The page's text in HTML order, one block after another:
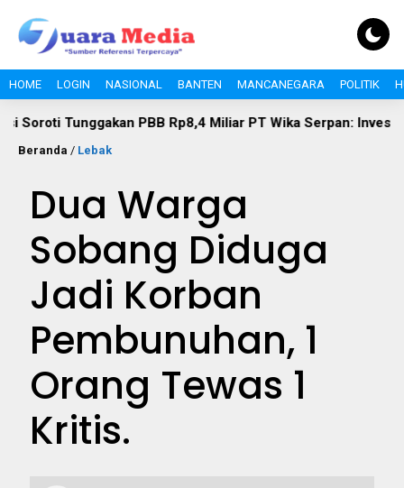
HOME LOGIN NASIONAL BANTEN MANCANEGARA POLITIK
PBB Rp8,4 Miliar PT Wika Serpan: Investor Besar
Beranda / Lebak
Dua Warga
Sobang Diduga
Jadi Korban
Pembunuhan, 1
Orang Tewas 1
Kritis.